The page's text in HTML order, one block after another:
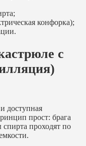
конфорка);
с
доступная
прост: брага
спирта проходят по